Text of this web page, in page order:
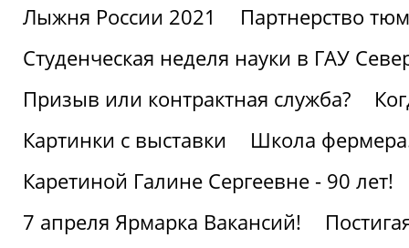
Лыжня России 2021
Партнерство
Студенческая неделя науки в ГАУ
Призыв или контрактная служба?
Картинки с выставки
Школа
Каретиной Галине Сергеевне - 90 лет!
7 апреля Ярмарка Вакансий!